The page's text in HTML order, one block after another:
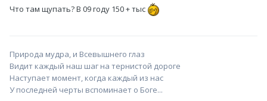
Что там щупать? В 09 году 150 + тыс
Природа мудра, и Всевышнего глаз
Видит каждый наш шаг на тернистой дороге
Наступает момент, когда каждый из нас
У последней черты вспоминает о Боге...